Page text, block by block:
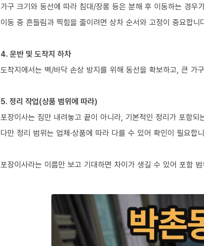
가구 크기와 동선에 따라 침대/장롱 등은 분해 후 이동하는 경우
이동 중 흔들림과 찍힘을 줄이려면 상차 순서와 고정이 중요합니
4. 운반 및 도착지 하차
도착지에서는 벽/바닥 손상 방지를 위해 동선을 확보하고, 큰 가
5. 정리 작업(상품 범위에 따라)
포장이사는 짐만 내려놓고 끝이 아니라, 기본적인 정리가 포함되
다만 정리 범위는 업체·상품에 따라 다를 수 있어 확인이 필요합
포장이사라는 이름만 보고 기대하면 차이가 생길 수 있어 포함